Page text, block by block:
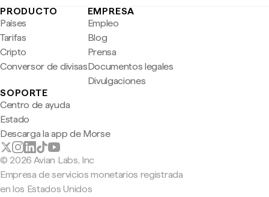
PRODUCTO
Países
Tarifas
Cripto
Conversor de divisas
EMPRESA
Empleo
Blog
Prensa
Documentos legales
Divulgaciones
SOPORTE
Centro de ayuda
Estado
Descarga la app de Morse
© 2026 Avian Labs, Inc
Empresa de servicios monetarios registrada
en los Estados Unidos